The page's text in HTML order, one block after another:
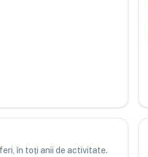
în toți anii de activitate.